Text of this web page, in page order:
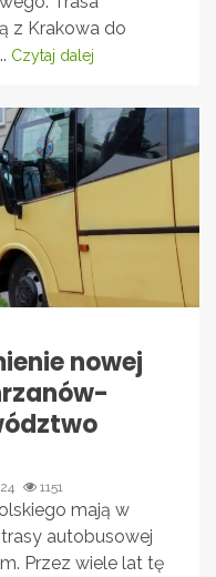
z Krakowa do
Czytaj dalej
nowej
1151
mają w
autobusowej
Przez wiele lat tę